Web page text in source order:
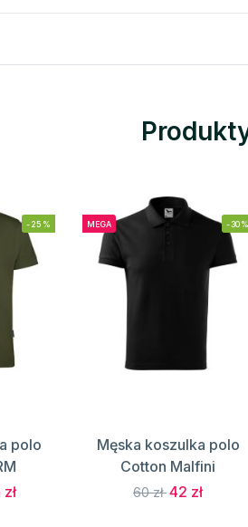
-25%
polo
MEGA -30%
Męska koszulka polo
Cotton Malfini
60 zł42 zł